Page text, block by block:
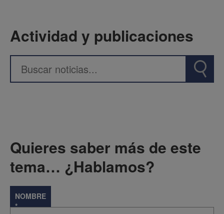
Actividad y publicaciones
Quieres saber más de este
tema… ¿Hablamos?
NOMBRE
*